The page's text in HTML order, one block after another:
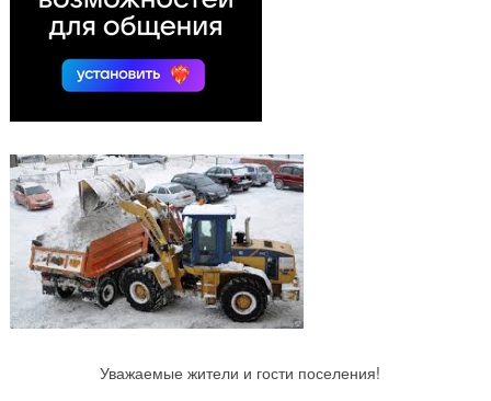
Уважаемые жители и гости поселения!